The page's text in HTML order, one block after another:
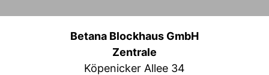
Betana Blockhaus GmbH
Zentrale
Köpenicker Allee 34